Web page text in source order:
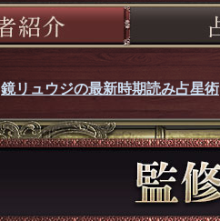
鏡リュウジの最新時期読み占星術